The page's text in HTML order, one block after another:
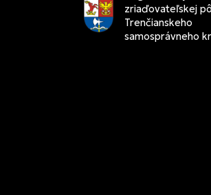
zriaďovateľskej
Trenčianskeho
samosprávneho